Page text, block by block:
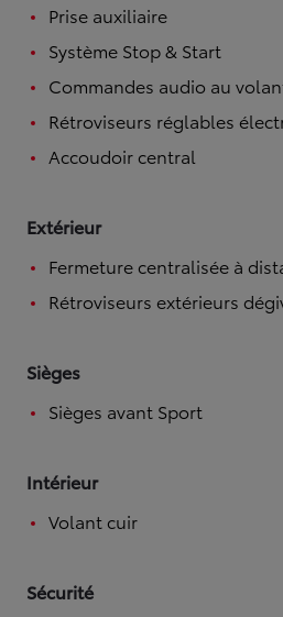
Prise auxiliaire
Système Stop & Start
Commandes audio au
Rétroviseurs réglables
Accoudoir central
Extérieur
Fermeture centralisée à
Rétroviseurs extérieurs
Sièges
Sièges avant Sport
Intérieur
Volant cuir
Sécurité